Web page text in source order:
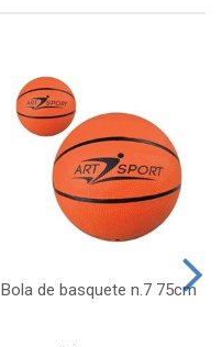
Bola de basquete n.7 75cm